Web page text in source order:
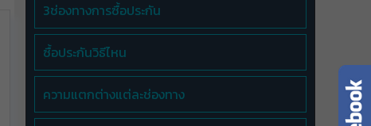
3ช่องทางการซื้อประกัน
ซื้อประกันวิธีไหน
ความแตกต่างแต่ละช่องทาง